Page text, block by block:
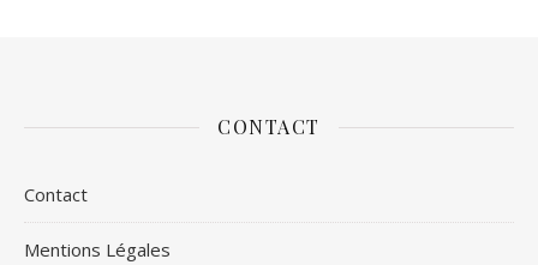
CONTACT
Contact
Mentions Légales